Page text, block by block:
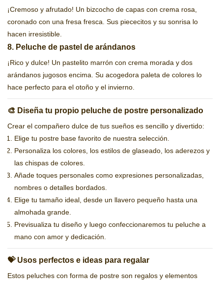
¡Cremoso y afrutado! Un bizcocho de capas con crema rosa,
coronado con una fresa fresca. Sus piececitos y su sonrisa lo
hacen irresistible.
8. Peluche de pastel de arándanos
¡Rico y dulce! Un pastelito marrón con crema morada y dos
arándanos jugosos encima. Su acogedora paleta de colores lo
hace perfecto para el otoño y el invierno.
🎨 Diseña tu propio peluche de postre personalizado
Crear el compañero dulce de tus sueños es sencillo y divertido:
Elige tu postre base favorito de nuestra selección.
Personaliza los colores, los estilos de glaseado, los aderezos y
las chispas de colores.
Añade toques personales como expresiones personalizadas,
nombres o detalles bordados.
Elige tu tamaño ideal, desde un llavero pequeño hasta una
almohada grande.
Previsualiza tu diseño y luego confeccionaremos tu peluche a
mano con amor y dedicación.
💝 Usos perfectos e ideas para regalar
Estos peluches con forma de postre son regalos y elementos